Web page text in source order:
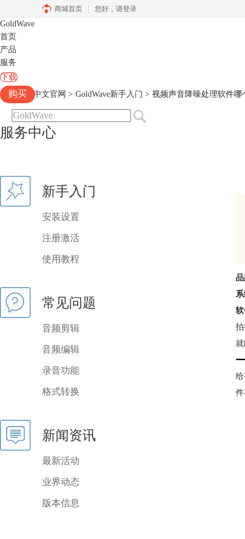
商城首页 您好， 请登录
GoldWave
首页
产品
服务
下载
购买
Goldwave中文官网 > GoldWave新手入门 > 视频声音降噪处理软件
服务中心
新手入门
安装设置
注册激活
使用教程
常见问题
音频剪辑
音频编辑
录音功能
格式转换
新闻资讯
最新活动
业界动态
版本信息